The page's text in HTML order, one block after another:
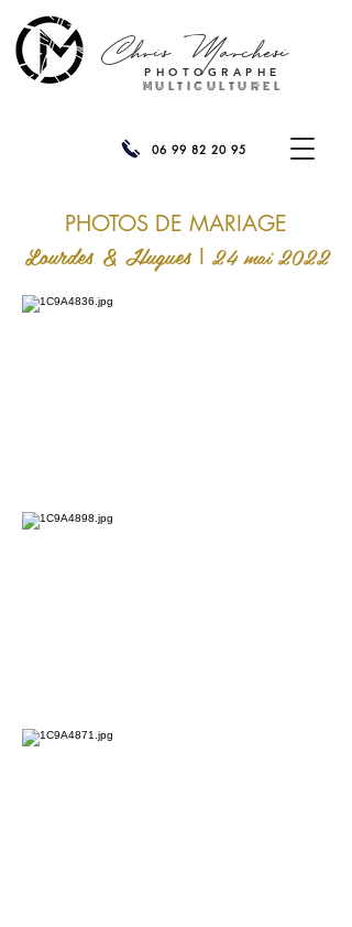
PHOTOGRAPHE
MULTICULTUREL
ChrisMarchesi
06 99 82 20 95
PHOTOS DE MARIAGE
Lourdes & Hugues I 24 mai 2022